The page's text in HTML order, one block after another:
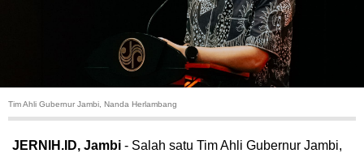
TEKNOLOGI
Tim Ahli Gubernur Jambi, Nanda Herlambang
JERNIH.ID, Jambi - Salah satu Tim Ahli Gubernur Jambi,